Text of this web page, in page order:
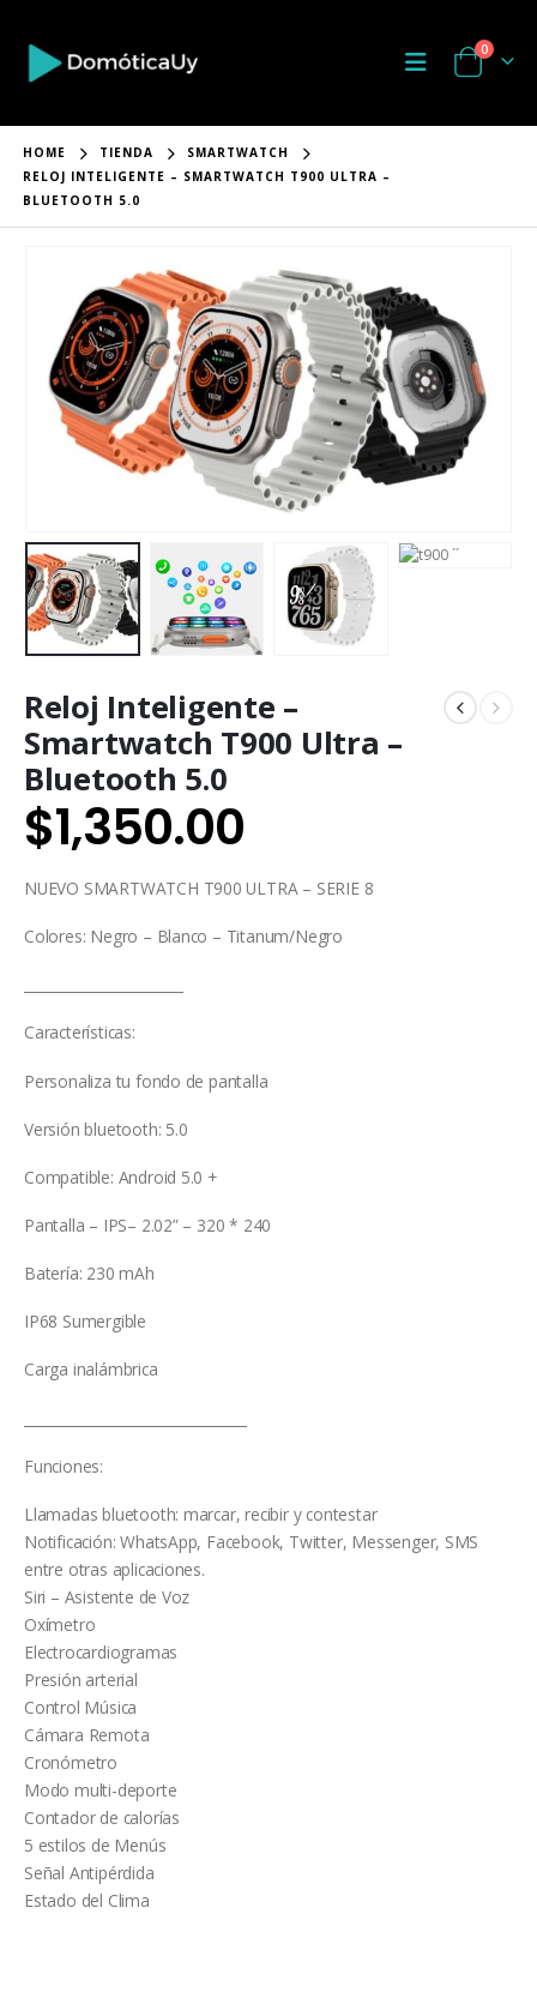
0
HOME TIENDA
SMARTWATCH
RELOJ INTELIGENTE – SMARTWATCH T900 ULTRA –
BLUETOOTH 5.0
Reloj Inteligente –
Smartwatch T900 Ultra –
Bluetooth 5.0
$1,350.00
NUEVO SMARTWATCH T900 ULTRA – SERIE 8
Colores: Negro – Blanco – Titanum/Negro
Características:
Personaliza tu fondo de pantalla
Versión bluetooth: 5.0
Compatible: Android 5.0 +
Pantalla – IPS– 2.02” – 320 * 240
Batería: 230 mAh
IP68 Sumergible
Carga inalámbrica
Funciones:
Llamadas bluetooth: marcar, recibir y contestar
Notificación: WhatsApp, Facebook, Twitter, Messenger, SMS
entre otras aplicaciones.
Siri – Asistente de Voz
Oxímetro
Electrocardiogramas
Presión arterial
Control Música
Cámara Remota
Cronómetro
Modo multi-deporte
Contador de calorías
5 estilos de Menús
Señal Antipérdida
Estado del Clima